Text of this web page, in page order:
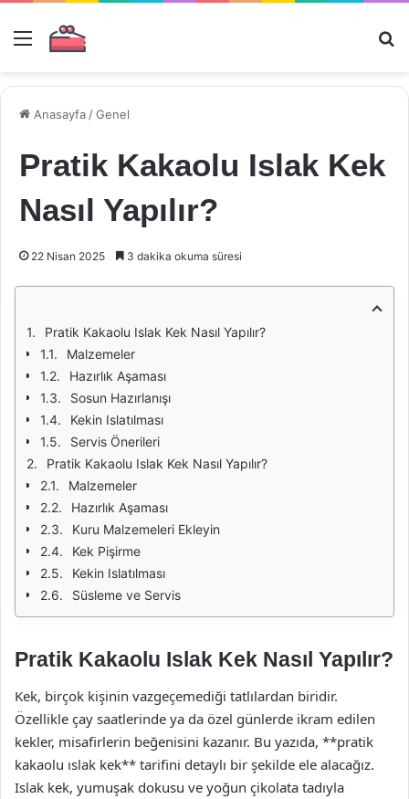
Menü
Anasayfa /Genel
Pratik Kakaolu Islak Kek
Nasıl Yapılır?
22 Nisan 2025 3 dakika okuma süresi
Pratik Kakaolu Islak Kek Nasıl Yapılır?
Malzemeler
Hazırlık Aşaması
Sosun Hazırlanışı
Kekin Islatılması
Servis Önerileri
Pratik Kakaolu Islak Kek Nasıl Yapılır?
Malzemeler
Hazırlık Aşaması
Kuru Malzemeleri Ekleyin
Kek Pişirme
Kekin Islatılması
Süsleme ve Servis
Pratik Kakaolu Islak Kek Nasıl Yapılır?
Kek, birçok kişinin vazgeçemediği tatlılardan biridir.
Özellikle çay saatlerinde ya da özel günlerde ikram edilen
kekler, misafirlerin beğenisini kazanır. Bu yazıda, **pratik
kakaolu ıslak kek** tarifini detaylı bir şekilde ele alacağız.
Islak kek, yumuşak dokusu ve yoğun çikolata tadıyla